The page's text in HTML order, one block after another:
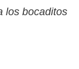
los bocaditos